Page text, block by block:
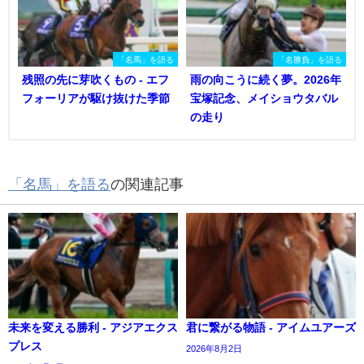
「名馬」を語る
残照の先に芽吹くもの - エフ
フォーリアが駆け抜けた季節
「名勝負」を語る
雨の向こうに続く夢。2026年
宝塚記念、メイショウタバル
の走り
「名馬」を語るの関連記事
未来を変える勝利 - アジアエクス
プレス
君に繋がる物語 - アイムユアーズ
2026年8月2日